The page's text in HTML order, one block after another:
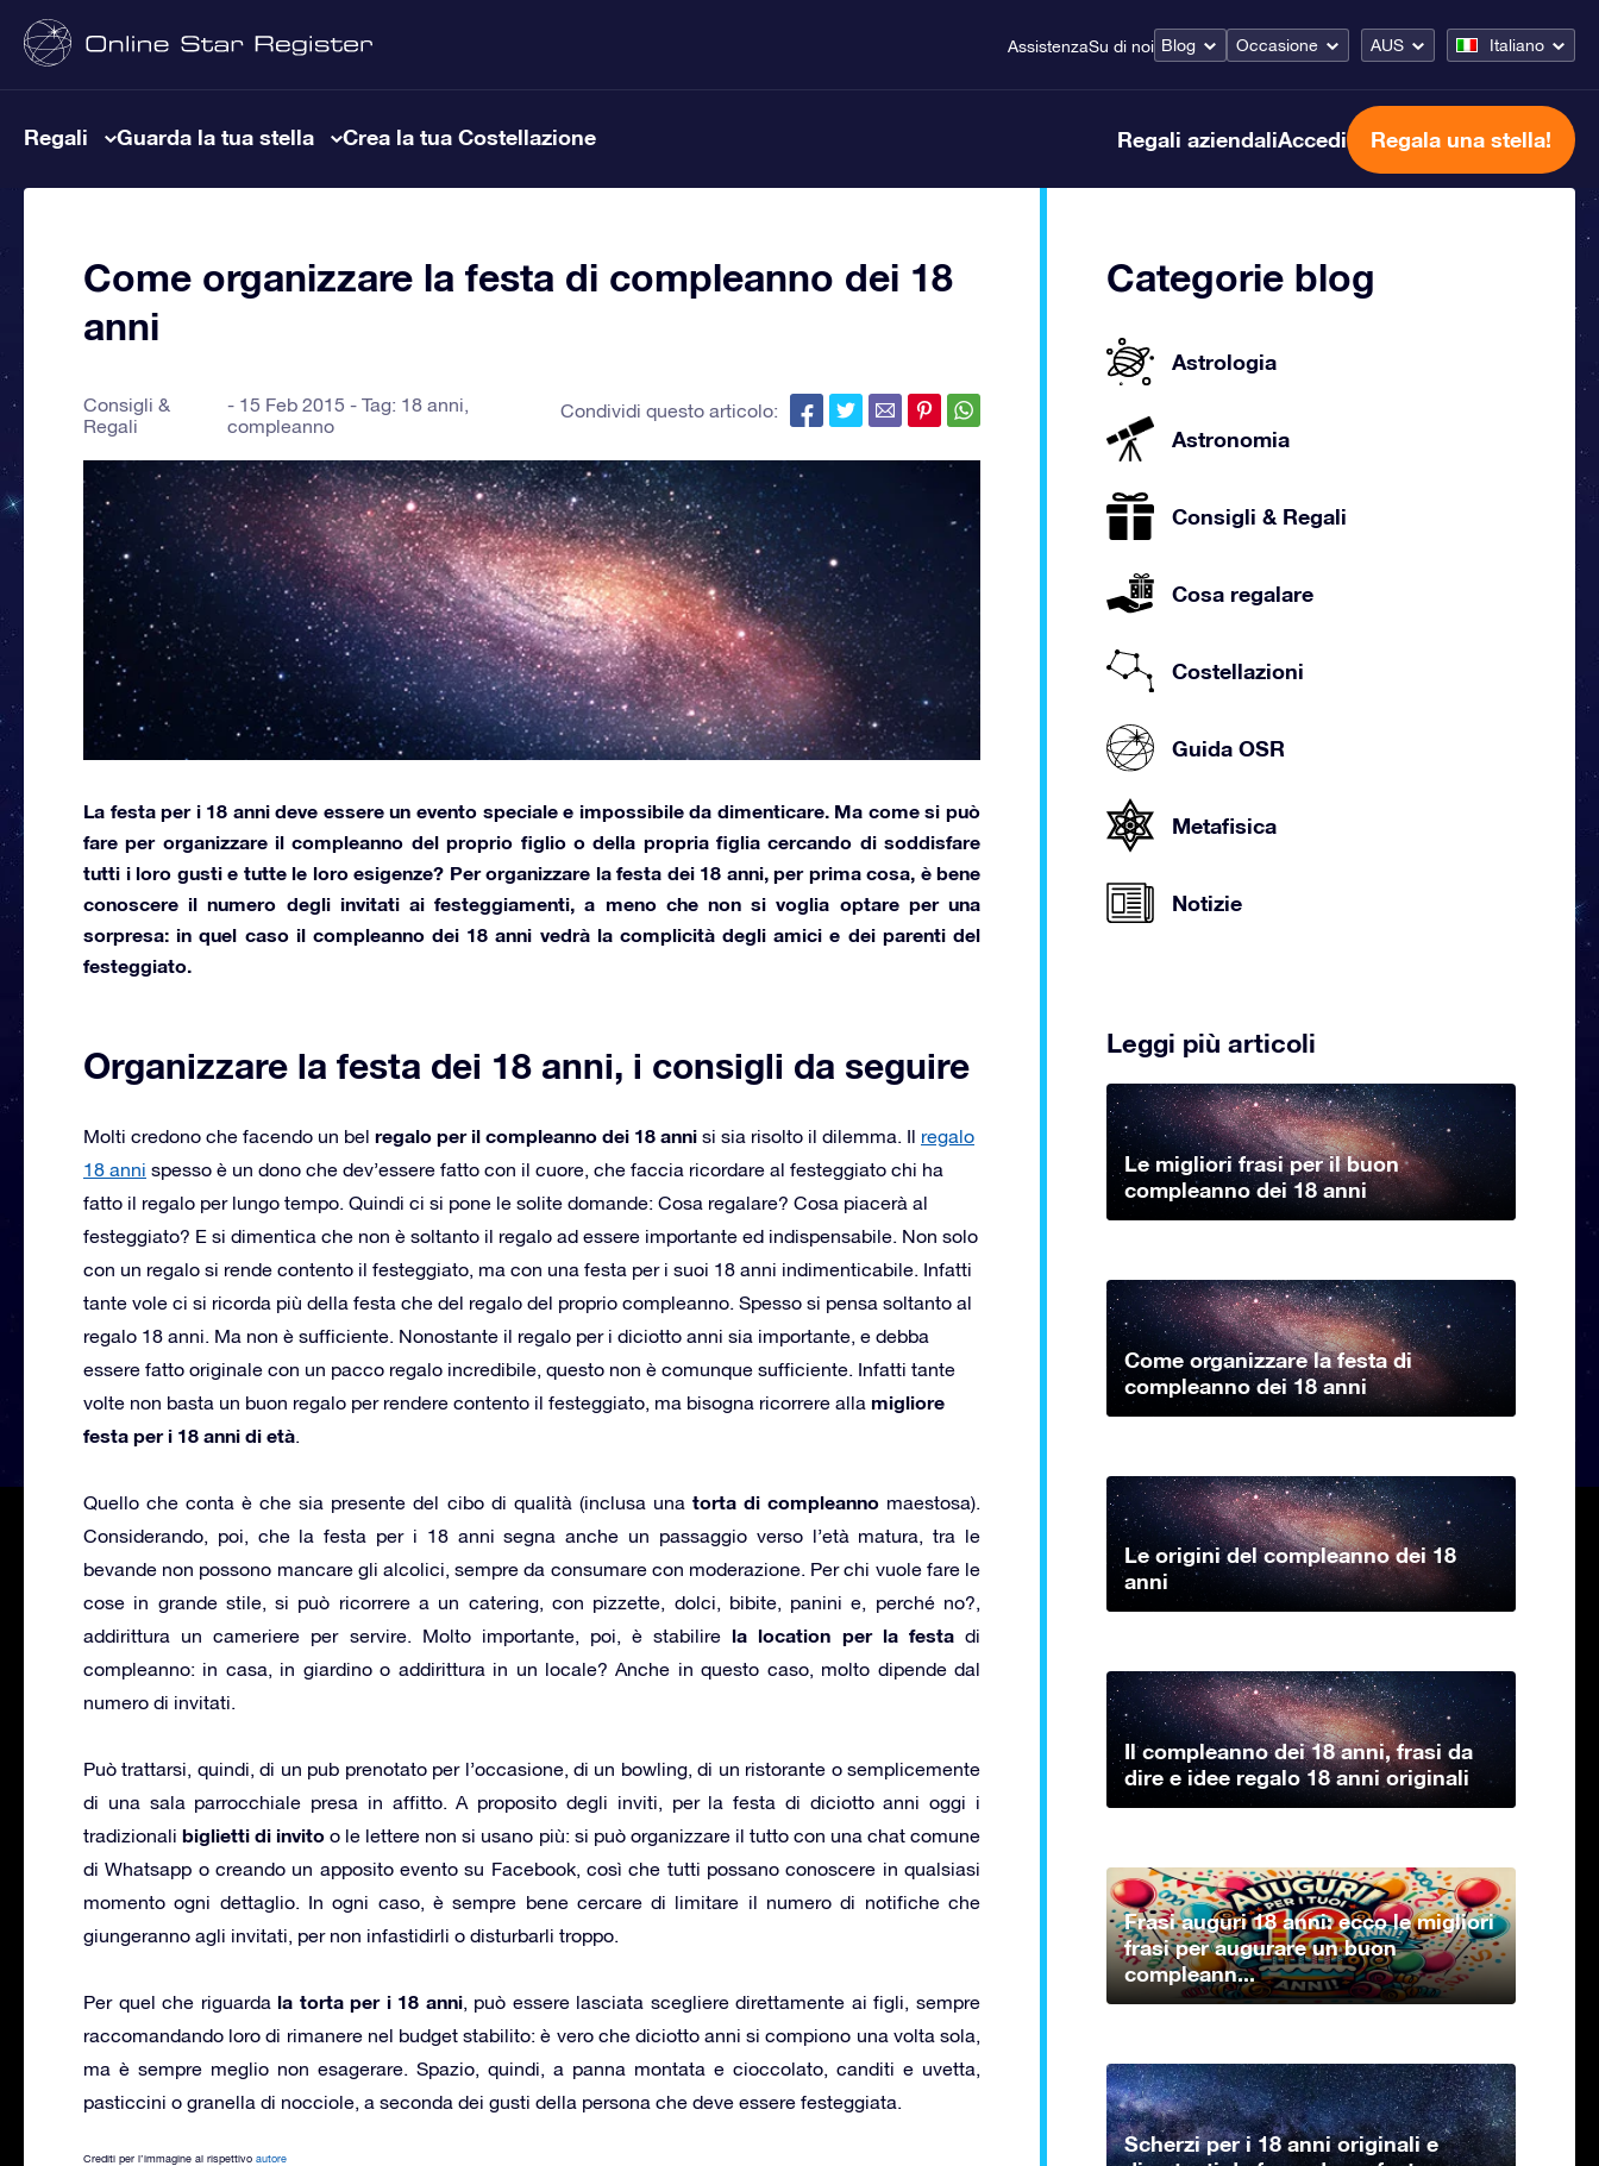
AssistenzaSu di noi Blog Occasione AUS Italiano
Regali Guarda la tua stella Crea la tua Costellazione Regali aziendaliAccedi Regala una stella!
Come organizzare la festa di compleanno dei 18
anni
Consigli &
Regali
15 Feb 2015 - Tag: 18 anni,
compleanno
Condividi questo articolo:
La festa per i 18 annideve essere un evento speciale e impossibile da dimenticare. Ma come si può
fare per organizzare il compleanno del proprio figlio o della propria figlia cercando di soddisfare
tutti i loro gusti e tutte le loro esigenze? Perorganizzare la festa dei 18 anni, per prima cosa, è bene
conoscere il numero degli invitati ai festeggiamenti, a meno che non si voglia optare per una
sorpresa: in quel caso il compleanno dei 18 anni vedrà la complicità degli amici e dei parenti del
festeggiato.
Organizzare la festa dei 18 anni, i consigli da seguire
Molti credono che facendo un bel regalo per il compleanno dei 18 anni si sia risolto il dilemma. Il regalo
18 anni spesso è un dono che dev’essere fatto con il cuore, che faccia ricordare al festeggiato chi ha
fatto il regalo per lungo tempo. Quindi ci si pone le solite domande: Cosa regalare? Cosa piacerà al
festeggiato? E si dimentica che non è soltanto il regalo ad essere importante ed indispensabile. Non solo
con un regalo si rende contento il festeggiato, ma con una festa per i suoi 18 anni indimenticabile. Infatti
tante vole ci si ricorda più della festa che del regalo del proprio compleanno. Spesso si pensa soltanto al
regalo 18 anni. Ma non è sufficiente. Nonostante il regalo per i diciotto anni sia importante, e debba
essere fatto originale con un pacco regalo incredibile, questo non è comunque sufficiente. Infatti tante
volte non basta un buon regalo per rendere contento il festeggiato, ma bisogna ricorrere alla migliore
festa per i 18 anni di età.
Quello che conta è che sia presente del cibo di qualità (inclusa una torta di compleannomaestosa).
Considerando, poi, che la festa per i 18 anni segna anche un passaggio verso l’età matura, tra le
bevande non possono mancare gli alcolici, sempre da consumare con moderazione. Per chi vuole fare le
cose in grande stile, si può ricorrere a un catering, con pizzette, dolci, bibite, panini e, perché no?,
addirittura un cameriere per servire. Molto importante, poi, è stabilire la location per la festadi
compleanno: in casa, in giardino o addirittura in un locale? Anche in questo caso, molto dipende dal
numero di invitati.
Può trattarsi, quindi, di un pub prenotato per l’occasione, di un bowling, di un ristorante o semplicemente
di una sala parrocchiale presa in affitto. A proposito degli inviti, per la festa di diciotto anni oggi i
tradizionalibiglietti di invito o le lettere non si usano più: si può organizzare il tutto con una chat comune
di Whatsapp o creando un apposito evento su Facebook, così che tutti possano conoscere in qualsiasi
momento ogni dettaglio. In ogni caso, è sempre bene cercare di limitare il numero di notifiche che
giungeranno agli invitati, per non infastidirli o disturbarli troppo.
Per quel che riguarda la torta per i 18 anni, può essere lasciata scegliere direttamente ai figli, sempre
raccomandando loro di rimanere nel budget stabilito: è vero che diciotto anni si compiono una volta sola,
ma è sempre meglio non esagerare. Spazio, quindi, a panna montata e cioccolato, canditi e uvetta,
pasticcini o granella di nocciole, a seconda dei gusti della persona che deve essere festeggiata.
Crediti per l’immagine al rispettivo autore
Categorie blog
Astrologia
Astronomia
Consigli & Regali
Cosa regalare
Costellazioni
Guida OSR
Metafisica
Notizie
Leggi più articoli
Le migliori frasi per il buon
compleanno dei 18 anni
Come organizzare la festa di
compleanno dei 18 anni
Le origini del compleanno dei 18
anni
Il compleanno dei 18 anni, frasi da
dire e idee regalo 18 anni originali
Frasi auguri 18 anni: ecco le migliori
frasi per augurare un buon
compleann...
Scherzi per i 18 anni originali e